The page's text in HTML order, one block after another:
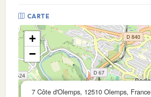
CARTE
7 Côte d'Olemps, 12510 Olemps, France
+
−